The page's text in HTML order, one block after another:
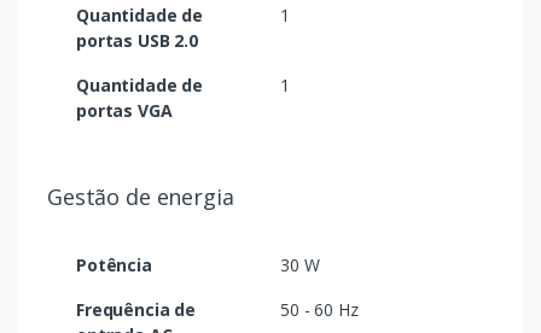
Quantidade de
portas USB 2.0
1
Quantidade de
portas VGA
1
Gestão de energia
Potência
30 W
Frequência de
50 - 60 Hz